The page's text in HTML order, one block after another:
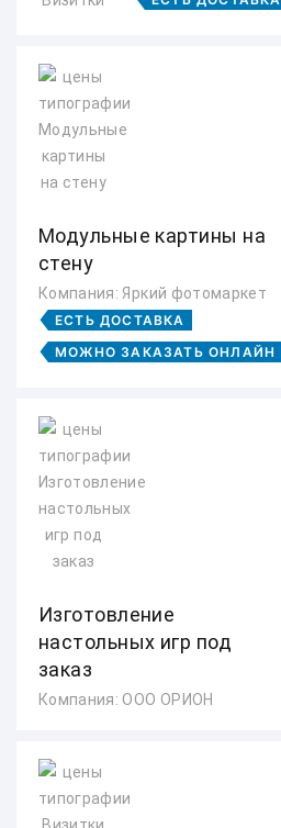
Модульные картины на
стену
Компания: Яркий фотомаркет
ЕСТЬ ДОСТАВКА
МОЖНО ЗАКАЗАТЬ ОНЛАЙН
Изготовление
настольных игр под
заказ
Компания: ООО ОРИОН